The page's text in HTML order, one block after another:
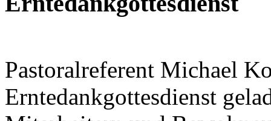
Pastoralreferent Michael
Erntedankgottesdienst